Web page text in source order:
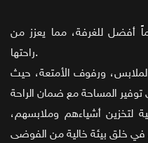
أفضل للغرفة، مما يعزز من
راحتها.
ورفوف الأمتعة، حيث
لتخزين أشياءهم وملابسهم،